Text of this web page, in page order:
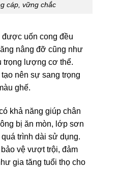
cáp, vững chắc
uốn cong đều
nâng đỡ cũng như
trọng lượng cơ thể.
nên sự sang trọng
ghế.
khả năng giúp chân
bị ăn mòn, lớp sơn
trình dài sử dụng.
vệ vượt trội, đảm
gia tăng tuổi thọ cho